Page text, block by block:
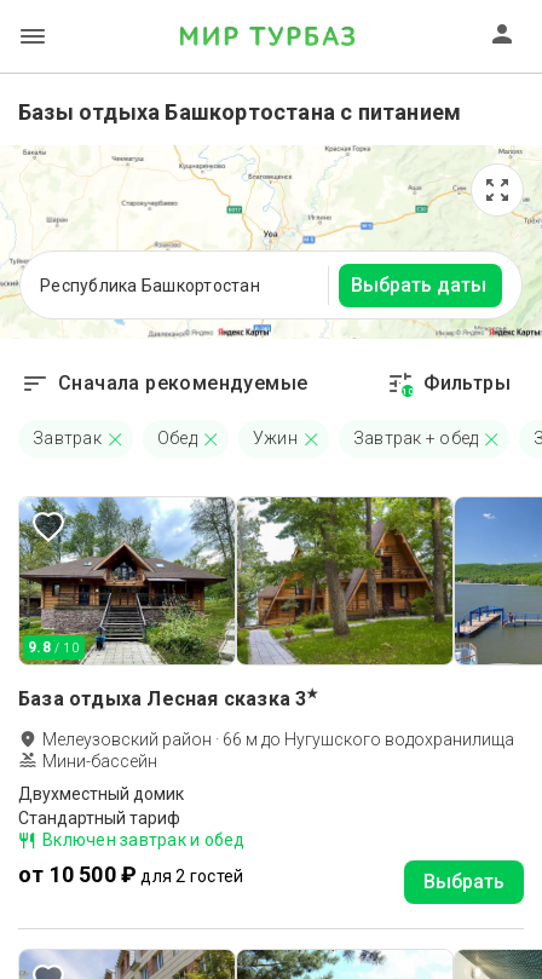
Базы отдыха Башкортостана с питанием
Республика Башкортостан Выбрать даты
Сначала рекомендуемые 10 Фильтры
Завтрак Обед Ужин Завтрак + обед
9.8 / 10
База отдыха Лесная сказка 3★
Мелеузовский район · 66 м до Нугушского водохранилища
Мини-бассейн
Двухместный домик
Стандартный тариф
Включен завтрак и обед
от 10 500 ₽ для 2 гостей Выбрать